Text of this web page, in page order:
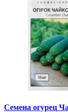
Семена огурец